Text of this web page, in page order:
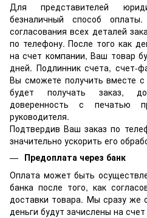
Для представителей
безналичный способ
согласования всех деталей
по телефону. После того как
на счет компании, Ваш товар
дней. Подлинник счета, счет-
Вы сможете получить вместе
будет получать заказ,
доверенность с печатью
руководителя.
Подтвердив Ваш заказ по
значительно ускорить его
Предоплата через банк
Оплата может быть
банка после того, как
доставки товара. Мы сразу же
деньги будут зачислены на